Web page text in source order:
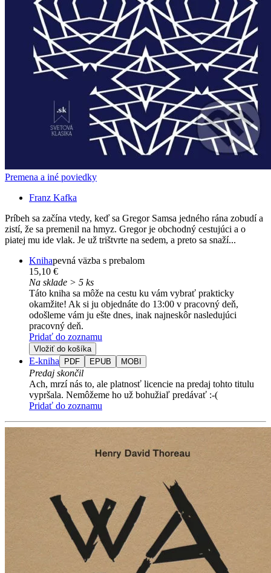
Premena a iné poviedky
Franz Kafka
Príbeh sa začína vtedy, keď sa Gregor Samsa jedného rána zobudí a
zistí, že sa premenil na hmyz. Gregor je obchodný cestujúci a o
piatej mu ide vlak. Je už trištvrte na sedem, a preto sa snaží...
Knihapevná väzba s prebalom
15,10 €
Na sklade > 5 ks
Táto kniha sa môže na cestu ku vám vybrať prakticky
okamžite! Ak si ju objednáte do 13:00 v pracovný deň,
odošleme vám ju ešte dnes, inak najneskôr nasledujúci
pracovný deň.
Pridať do zoznamu
Vložiť do košíka
E-kniha PDF EPUB MOBI
Predaj skončil
Ach, mrzí nás to, ale platnosť licencie na predaj tohto titulu
vypršala. Nemôžeme ho už bohužiaľ predávať :-(
Pridať do zoznamu